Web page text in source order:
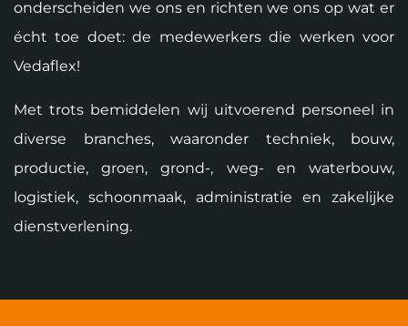
onderscheiden we ons en richten we ons op wat er
écht toe doet: de medewerkers die werken voor
Vedaflex!
Met trots bemiddelen wij uitvoerend personeel in
diverse branches, waaronder techniek, bouw,
productie, groen, grond-, weg- en waterbouw,
logistiek, schoonmaak, administratie en zakelijke
dienstverlening.